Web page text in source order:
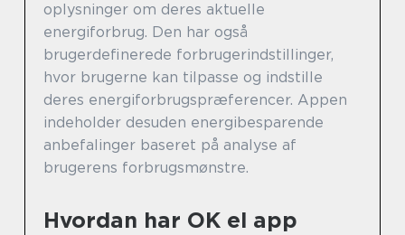
oplysninger om deres aktuelle
energiforbrug. Den har også
brugerdefinerede forbrugerindstillinger,
hvor brugerne kan tilpasse og indstille
deres energiforbrugspræferencer. Appen
indeholder desuden energibesparende
anbefalinger baseret på analyse af
brugerens forbrugsmønstre.
Hvordan har OK el app